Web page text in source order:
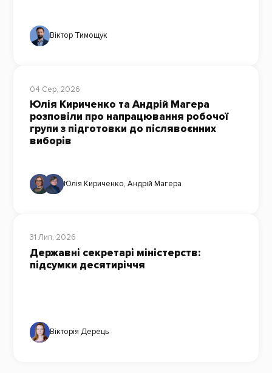
Віктор Тимощук
04 Сер, 2026
Юлія Кириченко та Андрій Магера
розповіли про напрацювання робочої
групи з підготовки до післявоєнних
виборів
Юлія Кириченко, Андрій Магера
31 Лип, 2026
Державні секретарі міністерств:
підсумки десятиріччя
Вікторія Дерець